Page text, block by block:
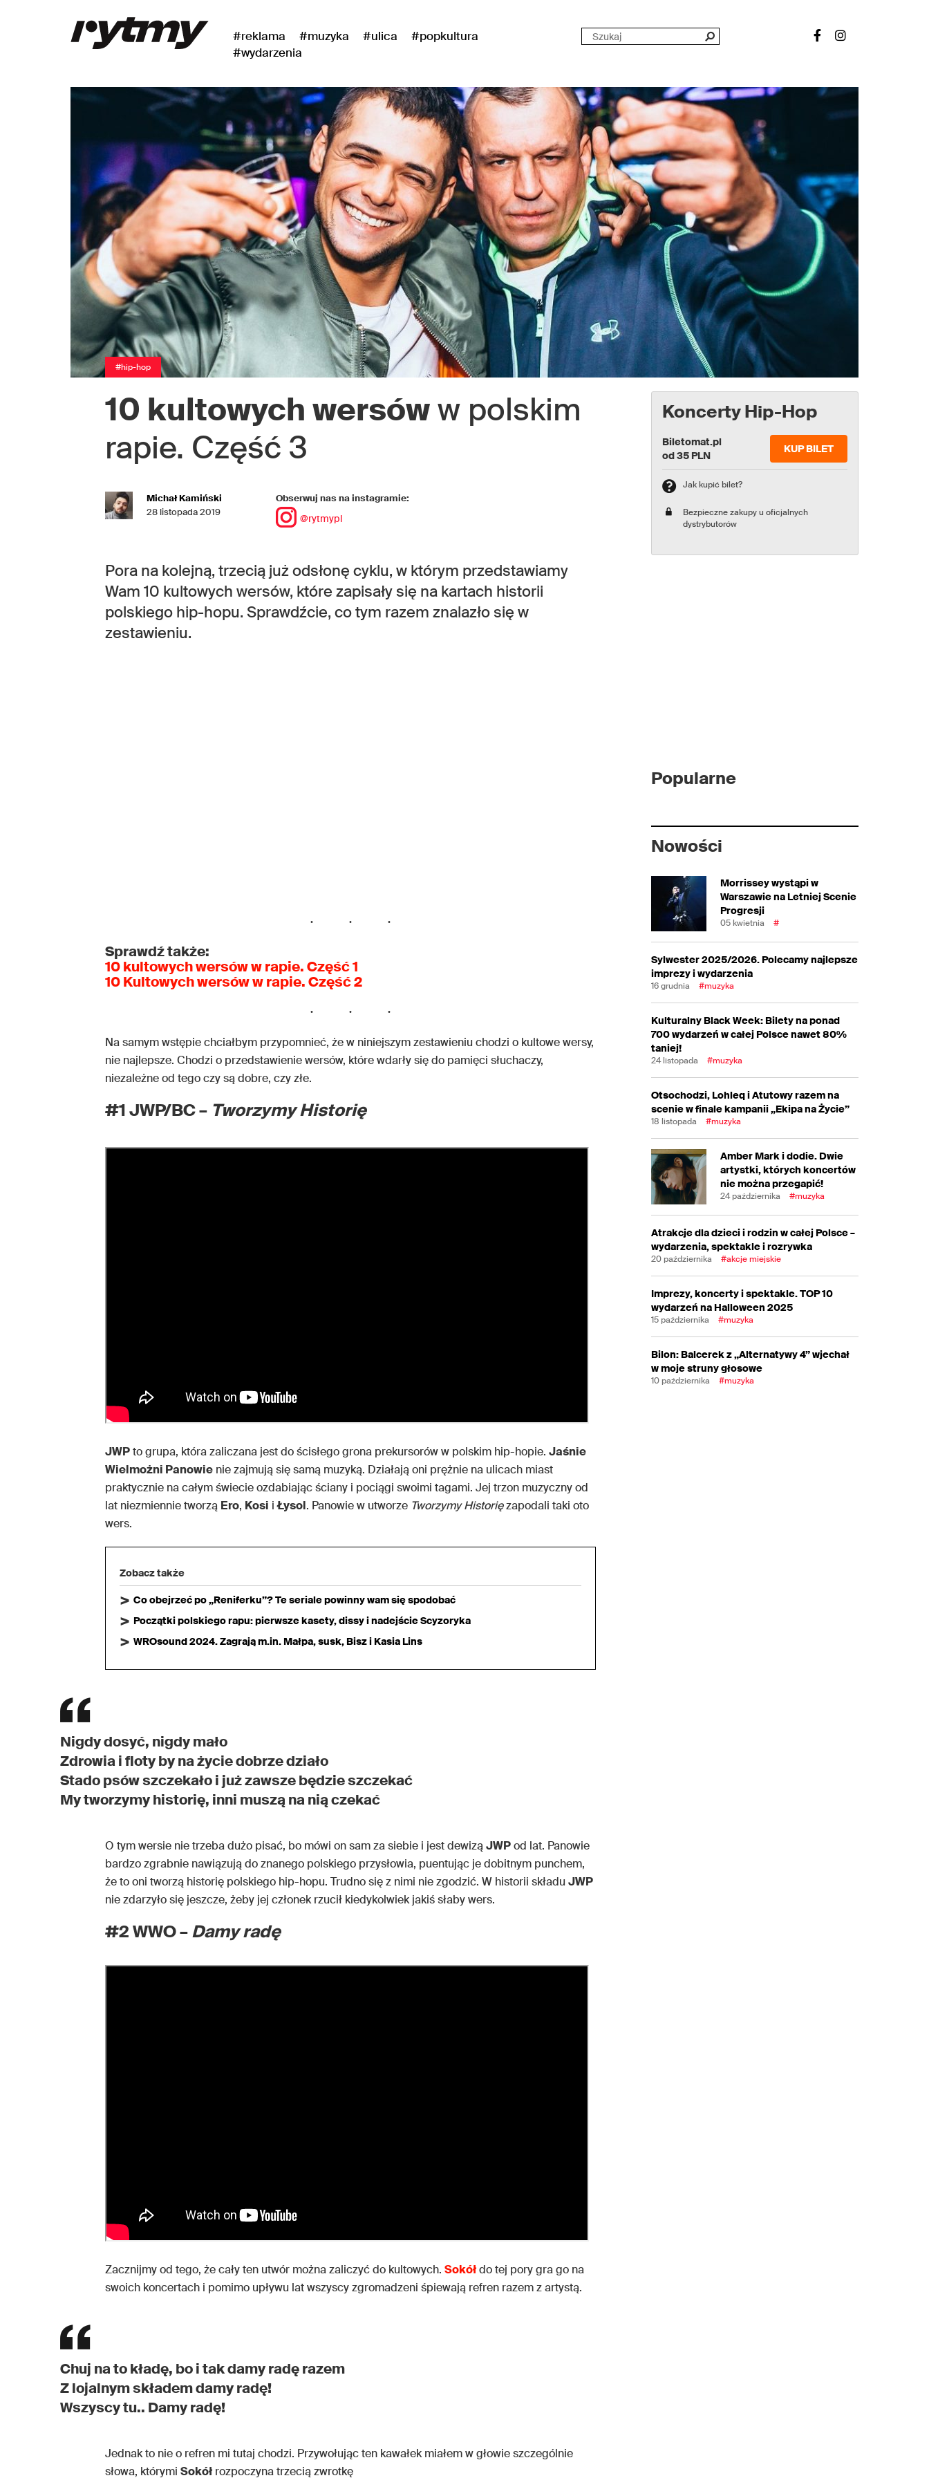
#reklama #muzyka #ulica
#popkultura
#wydarzenia
#hip-hop
10 kultowych wersóww polskim
rapie. Część 3
Michał Kamiński
28 listopada 2019
Obserwuj nas na instagramie:
@rytmypl
Pora na kolejną, trzecią już odsłonę cyklu, w którym przedstawiamy
Wam 10 kultowych wersów, które zapisały się na kartach historii
polskiego hip-hopu. Sprawdźcie, co tym razem znalazło się w
zestawieniu.
Sprawdź także:
10 kultowych wersów w rapie. Część 1
10 Kultowych wersów w rapie. Część 2
Na samym wstępie chciałbym przypomnieć, że w niniejszym zestawieniu chodzi o kultowe wersy,
nie najlepsze. Chodzi o przedstawienie wersów, które wdarły się do pamięci słuchaczy,
niezależne od tego czy są dobre, czy złe.
#1 JWP/BC – Tworzymy Historię
JWPto grupa, która zaliczana jest do ścisłego grona prekursorów w polskim hip-hopie. Jaśnie
Wielmożni Panowie nie zajmują się samą muzyką. Działają oni prężnie na ulicach miast
praktycznie na całym świecie ozdabiając ściany i pociągi swoimi tagami. Jej trzon muzyczny od
lat niezmiennie tworzą Ero, Kosi iŁysol. Panowie w utworze Tworzymy Historięzapodali taki oto
wers.
Zobacz także
Co obejrzeć po „Reniferku”? Te seriale powinny wam się spodobać
Początki polskiego rapu: pierwsze kasety, dissy i nadejście Scyzoryka
WROsound 2024. Zagrają m.in. Małpa, susk, Bisz i Kasia Lins
Nigdy dosyć, nigdy mało
Zdrowia i floty by na życie dobrze działo
Stado psów szczekało i już zawsze będzie szczekać
My tworzymy historię, inni muszą na nią czekać
O tym wersie nie trzeba dużo pisać, bo mówi on sam za siebie i jest dewiząJWPod lat. Panowie
bardzo zgrabnie nawiązują do znanego polskiego przysłowia, puentując je dobitnym punchem,
że to oni tworzą historię polskiego hip-hopu. Trudno się z nimi nie zgodzić. W historii składu JWP
nie zdarzyło się jeszcze, żeby jej członek rzucił kiedykolwiek jakiś słaby wers.
#2 WWO –Damy radę
Zacznijmy od tego, że cały ten utwór można zaliczyć do kultowych. Sokółdo tej pory gra go na
swoich koncertach i pomimo upływu lat wszyscy zgromadzeni śpiewają refren razem z artystą.
Chuj na to kładę, bo i tak damy radę razem
Z lojalnym składem damy radę!
Wszyscy tu.. Damy radę!
Jednak to nie o refren mi tutaj chodzi. Przywołując ten kawałek miałem w głowie szczególnie
słowa, którymi Sokół rozpoczyna trzecią zwrotkę
Koncerty Hip-Hop
Biletomat.pl
od 35 PLN
KUP BILET
Jak kupić bilet?
Bezpieczne zakupy u oficjalnych
dystrybutorów
Popularne
Nowości
Morrissey wystąpi w
Warszawie na Letniej Scenie
Progresji
05 kwietnia #
Sylwester 2025/2026. Polecamy najlepsze
imprezy i wydarzenia
16 grudnia #muzyka
Kulturalny Black Week: Bilety na ponad
700 wydarzeń w całej Polsce nawet 80%
taniej!
24 listopada #muzyka
Otsochodzi, Lohleq i Atutowy razem na
scenie w finale kampanii „Ekipa na Życie”
18 listopada #muzyka
Amber Mark i dodie. Dwie
artystki, których koncertów
nie można przegapić!
24 października #muzyka
Atrakcje dla dzieci i rodzin w całej Polsce –
wydarzenia, spektakle i rozrywka
20 października #akcje miejskie
Imprezy, koncerty i spektakle. TOP 10
wydarzeń na Halloween 2025
15 października #muzyka
Bilon: Balcerek z „Alternatywy 4” wjechał
w moje struny głosowe
10 października #muzyka